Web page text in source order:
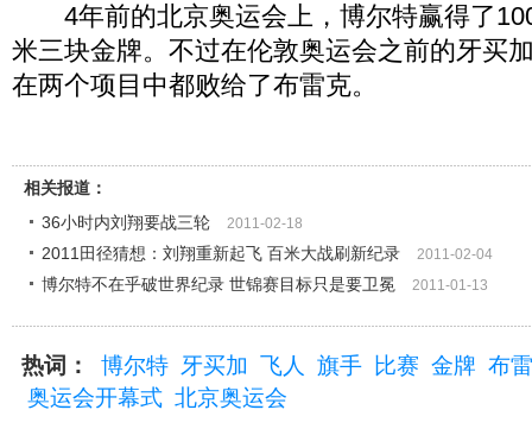
4年前的北京奥运会上，博尔特赢得了
米三块金牌。不过在伦敦奥运会之前的牙买
在两个项目中都败给了布雷克。
相关报道：
36小时内刘翔要战三轮
2011-02-18
2011田径猜想：刘翔重新起飞 百米大战刷新纪录 2011-02-04
博尔特不在乎破世界纪录 世锦赛目标只是要卫冕 2011-01-13
热词： 博尔特 牙买加 飞人 旗手 比赛 金牌 布
奥运会开幕式 北京奥运会